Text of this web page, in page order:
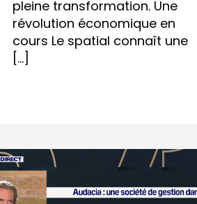
pleine transformation. Une
révolution économique en
cours Le spatial connaît une
[…]